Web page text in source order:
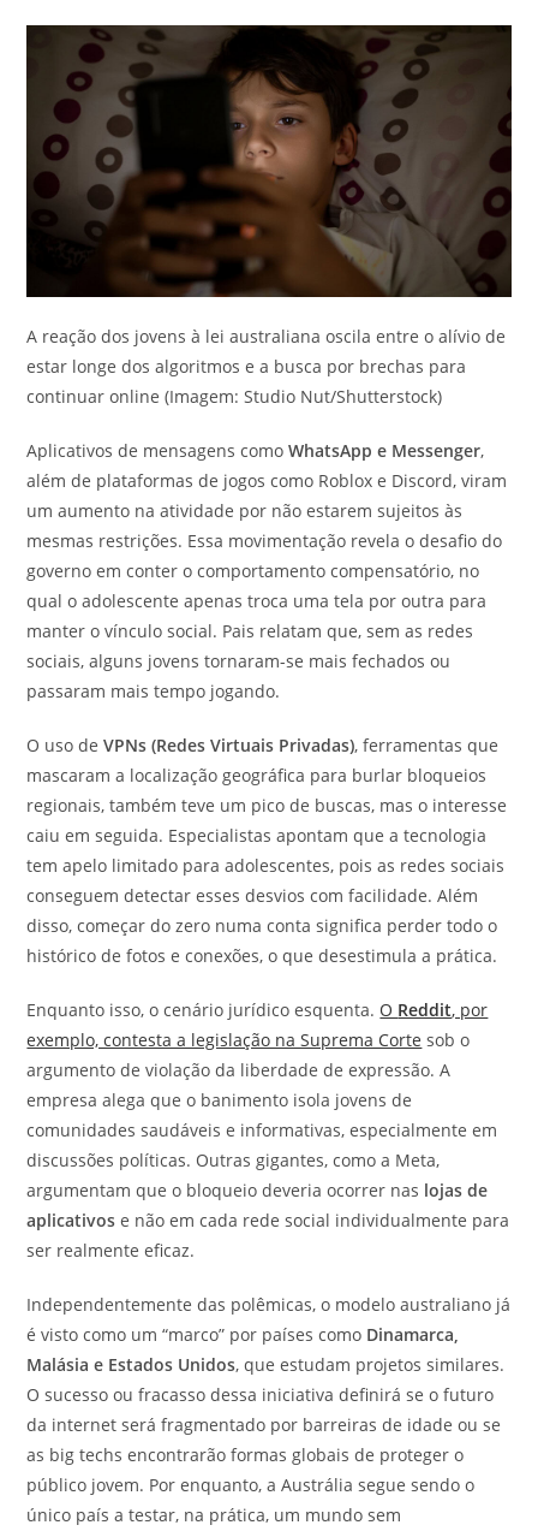
A reação dos jovens à lei australiana oscila entre o alívio de
estar longe dos algoritmos e a busca por brechas para
continuar online (Imagem: Studio Nut/Shutterstock)
Aplicativos de mensagens comoWhatsApp e Messenger,
além de plataformas de jogos como Roblox e Discord, viram
um aumento na atividade por não estarem sujeitos às
mesmas restrições. Essa movimentação revela o desafio do
governo em conter o comportamento compensatório, no
qual o adolescente apenas troca uma tela por outra para
manter o vínculo social. Pais relatam que, sem as redes
sociais, alguns jovens tornaram-se mais fechados ou
passaram mais tempo jogando.
O uso deVPNs (Redes Virtuais Privadas), ferramentas que
mascaram a localização geográfica para burlar bloqueios
regionais, também teve um pico de buscas, mas o interesse
caiu em seguida. Especialistas apontam que a tecnologia
tem apelo limitado para adolescentes, pois as redes sociais
conseguem detectar esses desvios com facilidade. Além
disso, começar do zero numa conta significa perder todo o
histórico de fotos e conexões, o que desestimula a prática.
Enquanto isso, o cenário jurídico esquenta. O Reddit, por
exemplo, contesta a legislação na Suprema Corte sob o
argumento de violação da liberdade de expressão. A
empresa alega que o banimento isola jovens de
comunidades saudáveis e informativas, especialmente em
discussões políticas. Outras gigantes, como a Meta,
argumentam que o bloqueio deveria ocorrer nas lojas de
aplicativos e não em cada rede social individualmente para
ser realmente eficaz.
Independentemente das polêmicas, o modelo australiano já
é visto como um “marco” por países como Dinamarca,
Malásia e Estados Unidos, que estudam projetos similares.
O sucesso ou fracasso dessa iniciativa definirá se o futuro
da internet será fragmentado por barreiras de idade ou se
as big techs encontrarão formas globais de proteger o
público jovem. Por enquanto, a Austrália segue sendo o
único país a testar, na prática, um mundo sem